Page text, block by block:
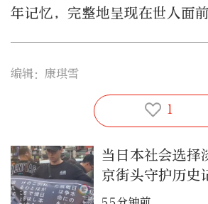
年记忆，完整地呈现在世人面
编辑：康琪雪
1
当日本社会选择
京街头守护历史